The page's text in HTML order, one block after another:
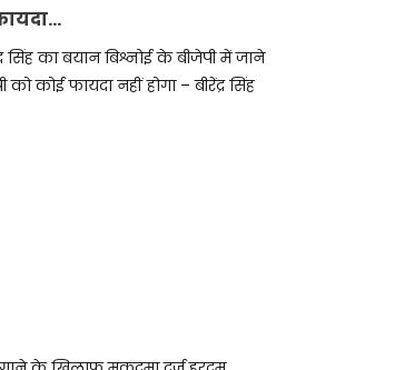
सिंह का बयान बिश्नोई के बीजेपी में जाने
कोई फायदा नहीं होगा – बीरेंद्र सिंह